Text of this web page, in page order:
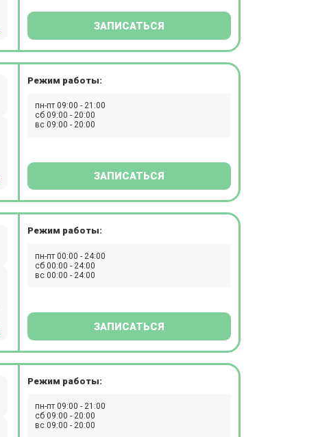
ЗАПИСАТЬСЯ
Режим работы:
пн-пт 09:00 - 21:00
сб 09:00 - 20:00
вс 09:00 - 20:00
ЗАПИСАТЬСЯ
Режим работы:
пн-пт 00:00 - 24:00
сб 00:00 - 24:00
вс 00:00 - 24:00
ЗАПИСАТЬСЯ
Режим работы:
пн-пт 09:00 - 21:00
сб 09:00 - 20:00
вс 09:00 - 20:00